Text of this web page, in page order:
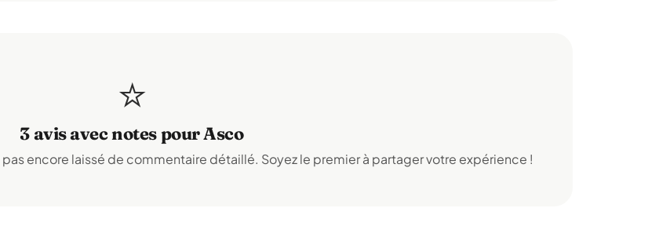
⭐
3 avis avec notes pour Asco
encore laissé de commentaire détaillé. Soyez le premier à partager votre expérience !